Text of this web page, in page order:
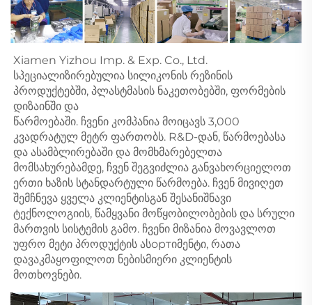
Xiamen Yizhou Imp. & Exp. Co., Ltd.
სპეციალიზირებულია სილიკონის რეზინის
პროდუქტებში, პლასტმასის ნაკეთობებში, ფორმების
დიზაინში და
წარმოებაში. ჩვენი კომპანია მოიცავს 3,000
კვადრატულ მეტრ ფართობს. R&D-დან, წარმოებასა
და ასამბლირებაში და მომხმარებელთა
მომსახურებამდე, ჩვენ შეგვიძლია განვახორციელოთ
ერთი ხაზის სტანდარტული წარმოება. ჩვენ მივიღეთ
შემჩნევა ყველა კლიენტისგან შესანიშნავი
ტექნოლოგიის, წამყვანი მოწყობილობების და სრული
მართვის სისტემის გამო. ჩვენი მიზანია მოვავლოთ
უფრო მეტი პროდუქტის ასортიმენტი, რათა
დავაკმაყოფილოთ ნებისმიერი კლიენტის
მოთხოვნები.